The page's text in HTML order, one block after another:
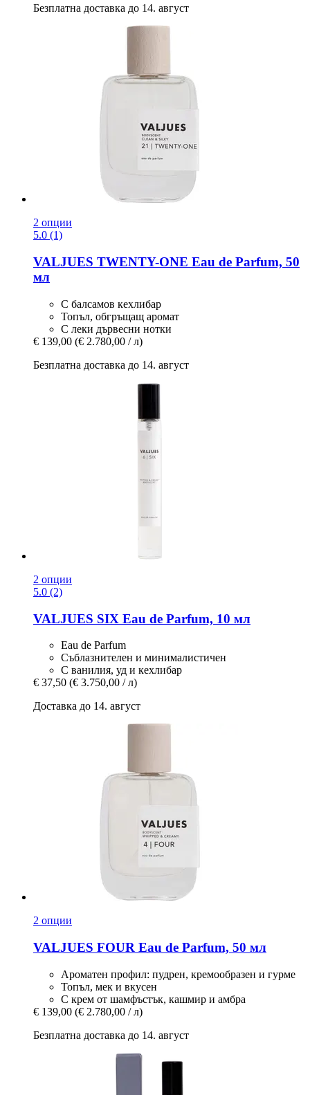
Безплатна доставка до 14. август
2 опции
5.0 (1)
VALJUES TWENTY-​ONE Eau de Parfum, 50
мл
С балсамов кехлибар
Топъл, обгръщащ аромат
С леки дървесни нотки
€ 139,00 (€ 2.780,00 / л)
Безплатна доставка до 14. август
2 опции
5.0 (2)
VALJUES SIX Eau de Parfum, 10 мл
Eau de Parfum
Съблазнителен и минималистичен
С ванилия, уд и кехлибар
€ 37,50 (€ 3.750,00 / л)
Доставка до 14. август
2 опции
VALJUES FOUR Eau de Parfum, 50 мл
Ароматен профил: пудрен, кремообразен и гурме
Топъл, мек и вкусен
С крем от шамфъстък, кашмир и амбра
€ 139,00 (€ 2.780,00 / л)
Безплатна доставка до 14. август